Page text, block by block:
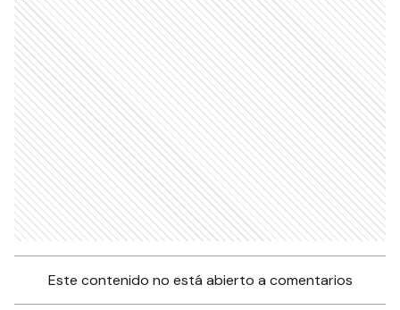
Este contenido no está abierto a comentarios